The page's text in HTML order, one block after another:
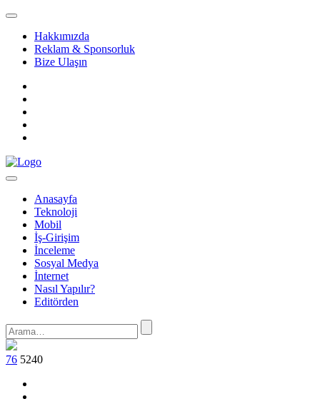
Hakkımızda
Reklam & Sponsorluk
Bize Ulaşın
Anasayfa
Teknoloji
Mobil
İş-Girişim
İnceleme
Sosyal Medya
İnternet
Nasıl Yapılır?
Editörden
76 5240